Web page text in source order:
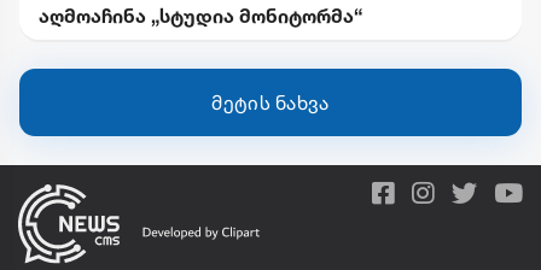
აღმოაჩინა „სტუდია მონიტორმა“
მეტის ნახვა